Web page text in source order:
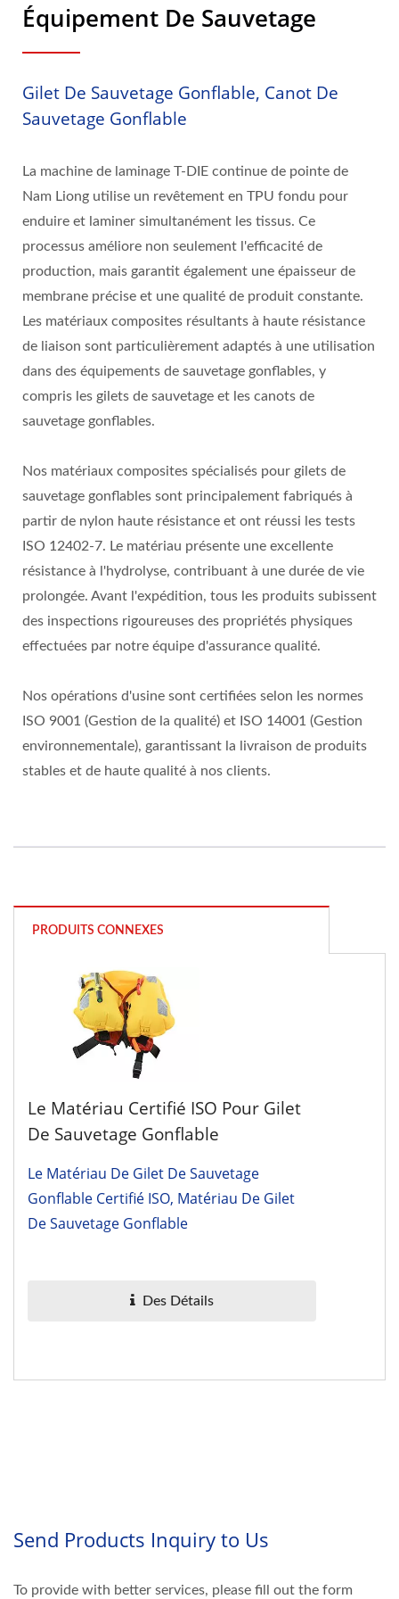
Équipement De Sauvetage
Gilet De Sauvetage Gonflable, Canot De
Sauvetage Gonflable
La machine de laminage T-DIE continue de pointe de
Nam Liong utilise un revêtement en TPU fondu pour
enduire et laminer simultanément les tissus. Ce
processus améliore non seulement l'efficacité de
production, mais garantit également une épaisseur de
membrane précise et une qualité de produit constante.
Les matériaux composites résultants à haute résistance
de liaison sont particulièrement adaptés à une utilisation
dans des équipements de sauvetage gonflables, y
compris les gilets de sauvetage et les canots de
sauvetage gonflables.
Nos matériaux composites spécialisés pour gilets de
sauvetage gonflables sont principalement fabriqués à
partir de nylon haute résistance et ont réussi les tests
ISO 12402-7. Le matériau présente une excellente
résistance à l'hydrolyse, contribuant à une durée de vie
prolongée. Avant l'expédition, tous les produits subissent
des inspections rigoureuses des propriétés physiques
effectuées par notre équipe d'assurance qualité.
Nos opérations d'usine sont certifiées selon les normes
ISO 9001 (Gestion de la qualité) et ISO 14001 (Gestion
environnementale), garantissant la livraison de produits
stables et de haute qualité à nos clients.
PRODUITS CONNEXES
Le Matériau Certifié ISO Pour Gilet
De Sauvetage Gonflable
Le Matériau De Gilet De Sauvetage
Gonflable Certifié ISO, Matériau De Gilet
De Sauvetage Gonflable
Des Détails